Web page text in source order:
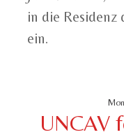
in die
ein.
UNCAV